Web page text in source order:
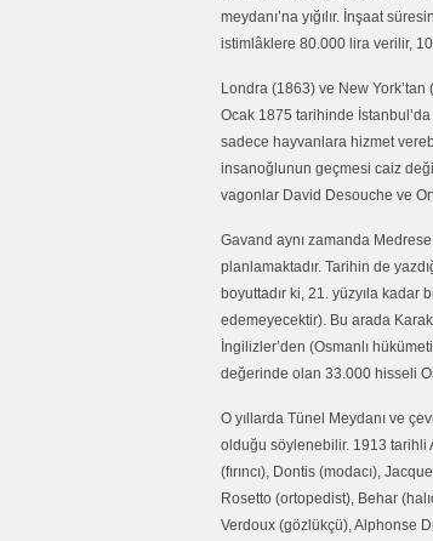
meydanı’na yığılır. İnşaat
istimlâklere 80.000 lira verilir,
Londra (1863) ve New
Ocak 1875 tarihinde
sadece hayvanlara hizmet
insanoğlunun geçmesi caiz
vagonlar David Desouche ve
Gavand aynı zamanda
planlamaktadır. Tarihin de
boyuttadır ki, 21. yüzyıla
edemeyecektir). Bu arada
İngilizler’den (Osmanlı
değerinde olan 33.000 hisseli
O yıllarda Tünel Meydanı ve
olduğu söylenebilir. 1913 tarihli
(fırıncı), Dontis (modacı),
Rosetto (ortopedist), Behar
Verdoux (gözlükçü), Alphonse